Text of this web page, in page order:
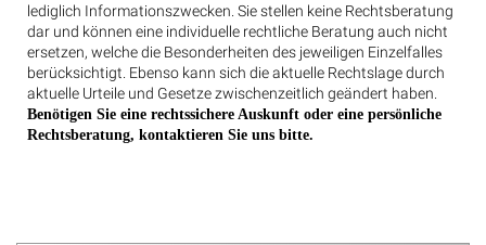
lediglich Informationszwecken. Sie stellen keine Rechtsberatung
dar und können eine individuelle rechtliche Beratung auch nicht
ersetzen, welche die Besonderheiten des jeweiligen Einzelfalles
berücksichtigt. Ebenso kann sich die aktuelle Rechtslage durch
aktuelle Urteile und Gesetze zwischenzeitlich geändert haben.
Benötigen Sie eine rechtssichere Auskunft oder eine persönliche
Rechtsberatung, kontaktieren Sie uns bitte.